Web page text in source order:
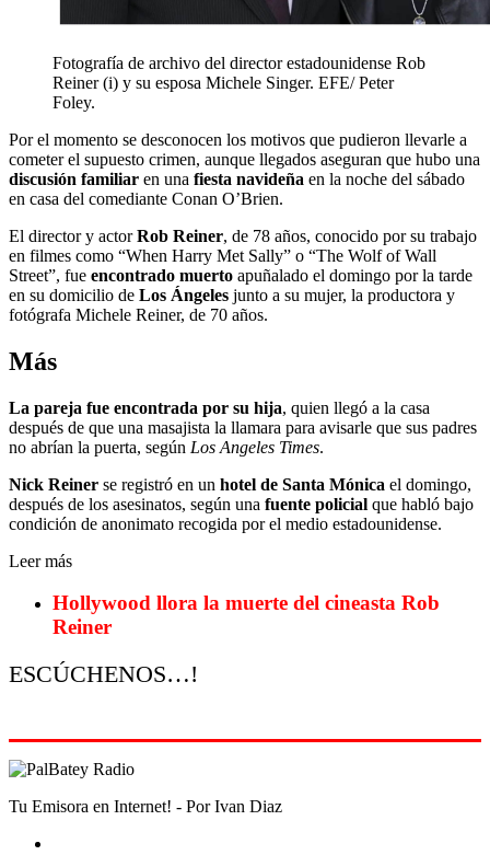
Fotografía de archivo del director estadounidense Rob
Reiner (i) y su esposa Michele Singer. EFE/ Peter
Foley.
Por el momento se desconocen los motivos que pudieron llevarle a
cometer el supuesto crimen, aunque llegados aseguran que hubo una
discusión familiar en una fiesta navideña en la noche del sábado
en casa del comediante Conan O’Brien.
El director y actorRob Reiner, de 78 años, conocido por su trabajo
en filmes como “When Harry Met Sally” o “The Wolf of Wall
Street”, fue encontrado muerto apuñalado el domingo por la tarde
en su domicilio de Los Ángeles junto a su mujer, la productora y
fotógrafa Michele Reiner, de 70 años.
Más
La pareja fue encontrada por su hija, quien llegó a la casa
después de que una masajista la llamara para avisarle que sus padres
no abrían la puerta, según Los Angeles Times.
Nick Reiner se registró en un hotel de Santa Mónica el domingo,
después de los asesinatos, según una fuente policial que habló bajo
condición de anonimato recogida por el medio estadounidense.
Leer más
Hollywood llora la muerte del cineasta Rob
Reiner
ESCÚCHENOS…!
Tu Emisora en Internet! - Por Ivan Diaz